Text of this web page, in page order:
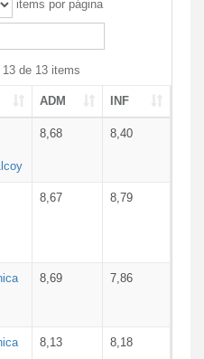
items por página
de 13 items
ADM INF
8,68 8,40
8,67 8,79
8,69 7,86
8,13 8,18